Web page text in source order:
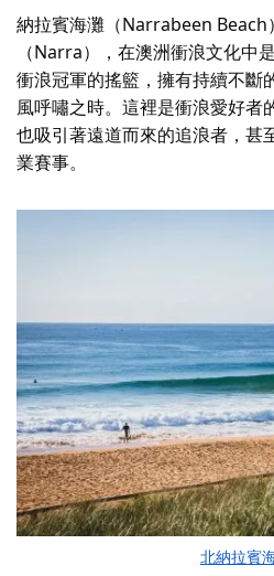
納拉賓海灘（Narrabeen Beach
（Narra），在澳洲衝浪文化中
衝浪冠軍的搖籃，擁有持續不斷
風呼嘯之時。這裡是衝浪愛好者
也吸引著遠道而來的追浪者，甚
業賽事。
北納拉賓